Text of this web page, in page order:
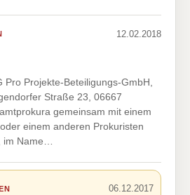
12.02.2018
Pro Projekte-Beteiligungs-GmbH,
Straße 23, 06667
gemeinsam mit einem
einem anderen Prokuristen
im Name…
06.12.2017